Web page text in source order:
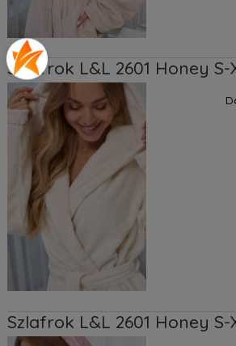
Szlafrok L&L 2601 Honey S-
Szlafrok L&L 2601 Honey S-